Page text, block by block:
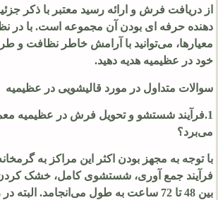
از دریافت فرش و ارائه رسید معتبر با ذکر
دهنده حرفه‌ ای بودن آن مجموعه است. با در
معیارها، می‌توانید با آرامش خاطر نظافت و
خود در عظیمیه هدیه دهید.
سوالات متداول در مورد قالیشویی در عظیمیه
1.فرآیند شستشو و تحویل فرش در عظیمیه
می‌برد؟
با توجه به مجهز بودن اکثر این مراکز به
فرآیند جمع‌ آوری، شستشوی کامل، خشک کردن
بین 48 تا 72 ساعت به طول می‌انجامد.